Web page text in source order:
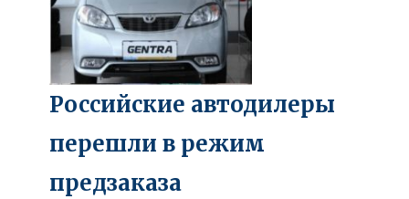
Российские автодилеры
перешли в режим
предзаказа